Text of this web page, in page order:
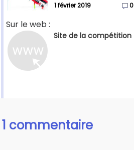
1 février 2019 0
Sur le web :
Site de la compétition
1 commentaire